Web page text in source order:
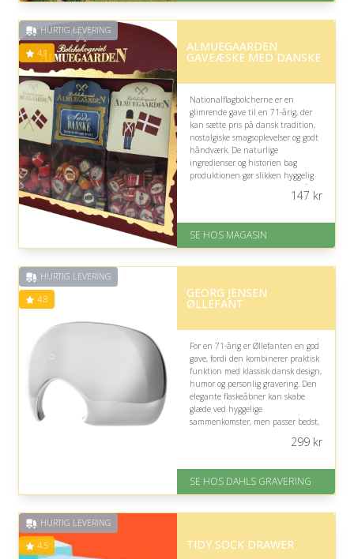
Gratis fragt
på 4.6 ud af 5
HURTIG LEVERING
4.1 ALMUEGAARDEN
GAVEÆSKE MED DANSKE
Nationalflagbolcherne er en
glimrende gave til en 71-årig, der
kan sætte pris på dansk tradition,
nostalgiske smagsoplevelser og godt
håndværk. De naturlige
ingredienser og historien bag
produktionen gør slikken hyggelig
at dele, men vær opmærksom på, at
På lager
Levering: 1-3 dage
God Trustpilot rating på 4.1 ud
147 kr
SE HOS MAGASIN
HURTIG LEVERING
4.8 GEORG JENSEN
ØLLEFANT
For en 71-årig er Øllefanten en god
gave, fordi den kombinerer praktisk
funktion med klassisk dansk design,
humor og personlig gravering. Den
elegante flaskeåbner kan skabe
glæde ved hyggelige
sammenkomster, men passer bedst,
sans for dekorative brugsting.
På lager
Levering: 2-3 dage
på 4.8 ud af 5
299kr
SE HOS DAHLS GRAVERING
HURTIG LEVERING
4.5 TIDY SOCK DRAWER